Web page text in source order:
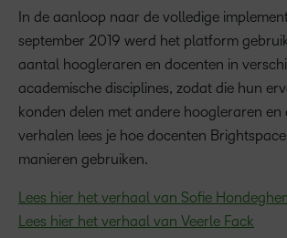
In de aanloop naar de volledige
september 2019 werd het platform
aantal hoogleraren en docenten in
academische disciplines, zodat die hun
konden delen met andere hoogleraren en
verhalen lees je hoe docenten
manieren gebruiken.
Lees hier het verhaal van Sofie
Lees hier het verhaal van Veerle Fack